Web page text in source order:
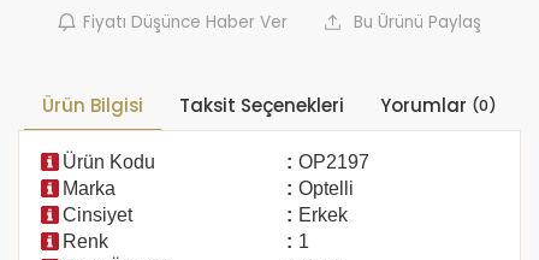
Fiyatı Düşünce Haber Ver Bu Ürünü Paylaş
Ürün Bilgisi Taksit Seçenekleri Yorumlar (0)
Ürün Kodu : OP2197
Marka
: Optelli
Cinsiyet
: Erkek
Renk
: 1